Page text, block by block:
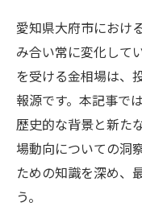
愛知県大府市におけ
み合い常に変化して
を受ける金相場は、
報源です。本記事で
歴史的な背景と新た
場動向についての洞
ための知識を深め、
う。